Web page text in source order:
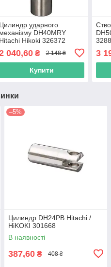
Цилиндр ударного
механізму DH40MRY
Hitachi Hikoki 326372
040,60₴ 2 148 ₴
Купити
3
–5%
Цилиндр DH24PB Hitachi /
HiKOKI 301668
В наявності
387,60 ₴ 408 ₴